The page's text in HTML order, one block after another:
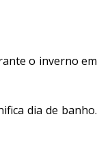
o inverno em
dia de banho.